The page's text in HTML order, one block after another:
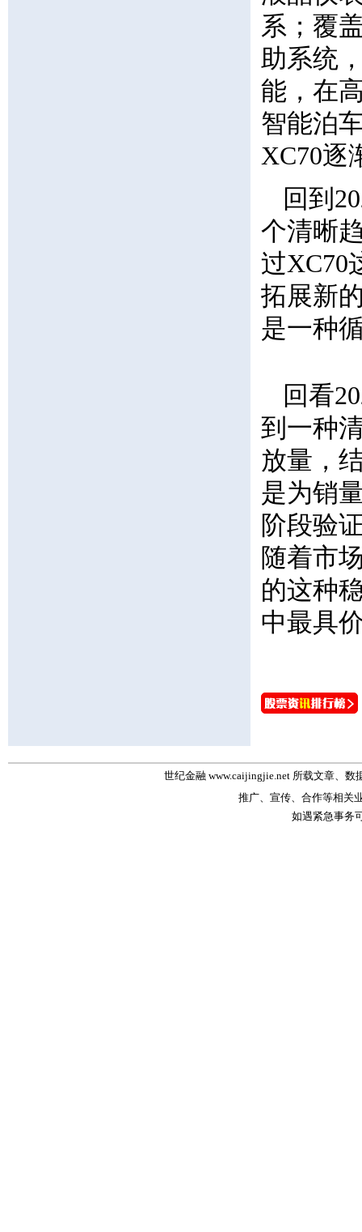
系；覆
助系统
能，在
智能泊
XC70逐
回到
个清晰
过XC70
拓展新
是一种
回看
到一种
放量，
是为销
阶段验
随着市
的这种
中最具